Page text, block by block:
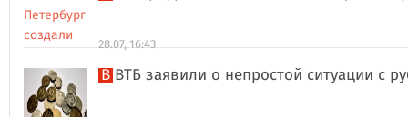
28.07, 16:43
В ВТБ заявили о непростой ситуации с